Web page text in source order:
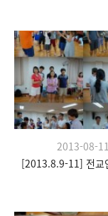
2013-08-11